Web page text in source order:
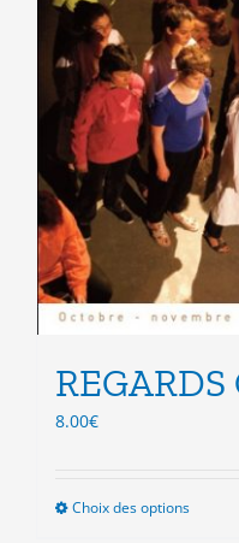
REGARDS
8.00€
Choix des optionsCe